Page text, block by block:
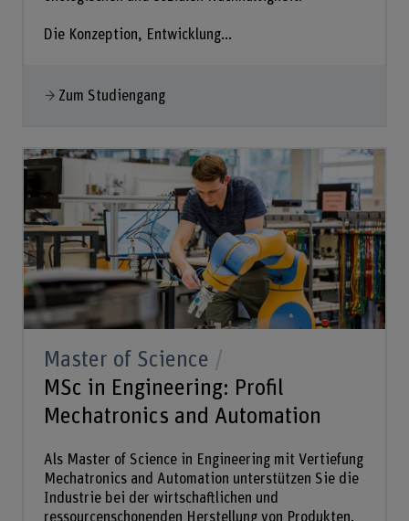
Die Konzeption, Entwicklung...
Zum Studiengang
Master of Science
MSc in Engineering: Profil
Mechatronics and Automation
Als Master of Science in Engineering mit Vertiefung
Mechatronics and Automation unterstützen Sie die
Industrie bei der wirtschaftlichen und
ressourcenschonenden Herstellung von Produkten.